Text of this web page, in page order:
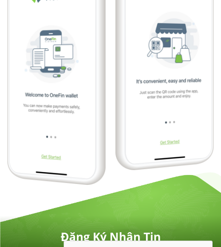
Đăng Ký Nhận Tin